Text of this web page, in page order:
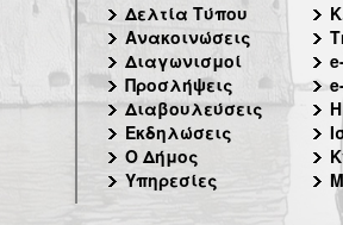
Δελτία Τύπου
Ανακοινώσεις
Διαγωνισμοί
Προσλήψεις
Διαβουλεύσεις
Εκδηλώσεις
Ο Δήμος
Υπηρεσίες